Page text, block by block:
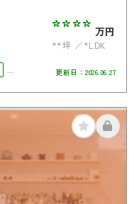
**** 万円
**坪
*LDK
更新日： 2026.06.27